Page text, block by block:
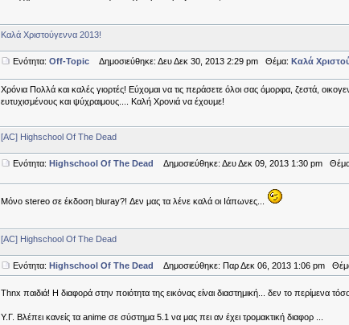
Καλά Χριστούγεννα 2013!
Ενότητα: Off-TopicΔημοσιεύθηκε: Δευ Δεκ 30, 2013 2:29 pm Θέμα: Καλά
Χρόνια Πολλά και καλές γιορτές! Εύχομαι να τις περάσετε όλοι σας όμορφα, ζεστά,
ευτυχισμένους και ψύχραιμους.... Καλή Χρονιά να έχουμε!
[AC] Highschool Of The Dead
Ενότητα: Highschool Of The Dead Δημοσιεύθηκε: Δευ Δεκ 09, 2013 1:30 pm
Μόνο stereo σε έκδοση bluray?! Δεν μας τα λένε καλά οι Ιάπωνες...
[AC] Highschool Of The Dead
Ενότητα: Highschool Of The Dead Δημοσιεύθηκε: Παρ Δεκ 06, 2013 1:06 pm
Thnx παιδιά! Η διαφορά στην ποιότητα της εικόνας είναι διαστημική... δεν το περίμενα
Υ.Γ. Βλέπει κανείς τα anime σε σύστημα 5.1 να μας πει αν έχει τρομακτική διαφορ ...